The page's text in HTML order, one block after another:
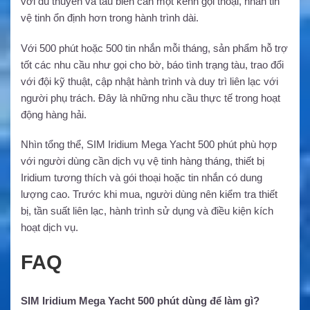
vệ tinh ổn định hơn trong hành trình dài.
Với 500 phút hoặc 500 tin nhắn mỗi tháng, sản phẩm hỗ trợ
tốt các nhu cầu như gọi cho bờ, báo tình trạng tàu, trao đổi
với đội kỹ thuật, cập nhật hành trình và duy trì liên lạc với
người phụ trách. Đây là những nhu cầu thực tế trong hoạt
động hàng hải.
Nhìn tổng thể, SIM Iridium Mega Yacht 500 phút phù hợp
với người dùng cần dịch vụ vệ tinh hàng tháng, thiết bị
Iridium tương thích và gói thoại hoặc tin nhắn có dung
lượng cao. Trước khi mua, người dùng nên kiểm tra thiết
bị, tần suất liên lạc, hành trình sử dụng và điều kiện kích
hoạt dịch vụ.
FAQ
SIM Iridium Mega Yacht 500 phút dùng để làm gì?